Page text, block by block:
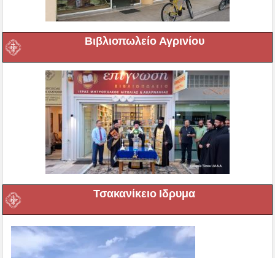
Βιβλιοπωλείο Αγρινίου
Τσακανίκειο Ιδρυμα